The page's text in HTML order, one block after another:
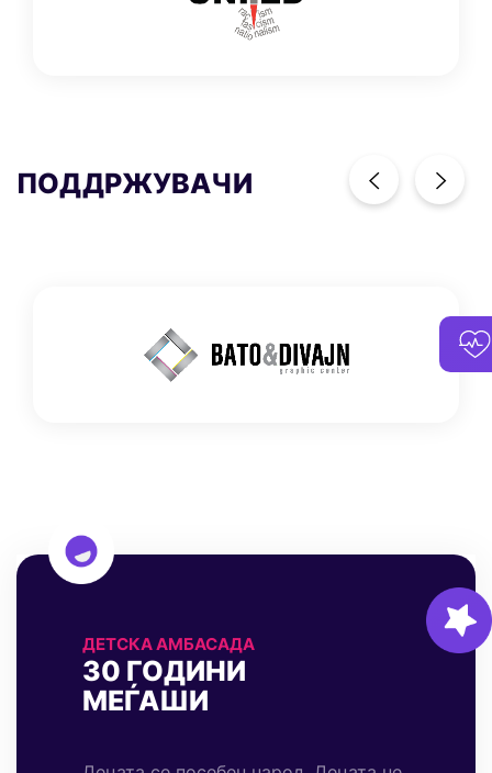
ПОДДРЖУВАЧИ previous
ДЕТСКА АМБАСАДА
30 ГОДИНИ
МЕЃАШИ